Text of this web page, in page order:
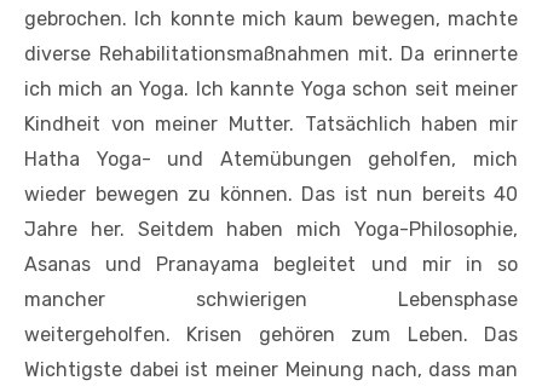
gebrochen. Ich konnte mich kaum bewegen, machte
diverse Rehabilitationsmaßnahmen mit. Da erinnerte
ich mich an Yoga. Ich kannte Yoga schon seit meiner
Kindheit von meiner Mutter. Tatsächlich haben mir
Hatha Yoga- und Atemübungen geholfen, mich
wieder bewegen zu können. Das ist nun bereits 40
Jahre her. Seitdem haben mich Yoga-Philosophie,
Asanas und Pranayama begleitet und mir in so
mancher schwierigen Lebensphase
weitergeholfen. Krisen gehören zum Leben. Das
Wichtigste dabei ist meiner Meinung nach, dass man